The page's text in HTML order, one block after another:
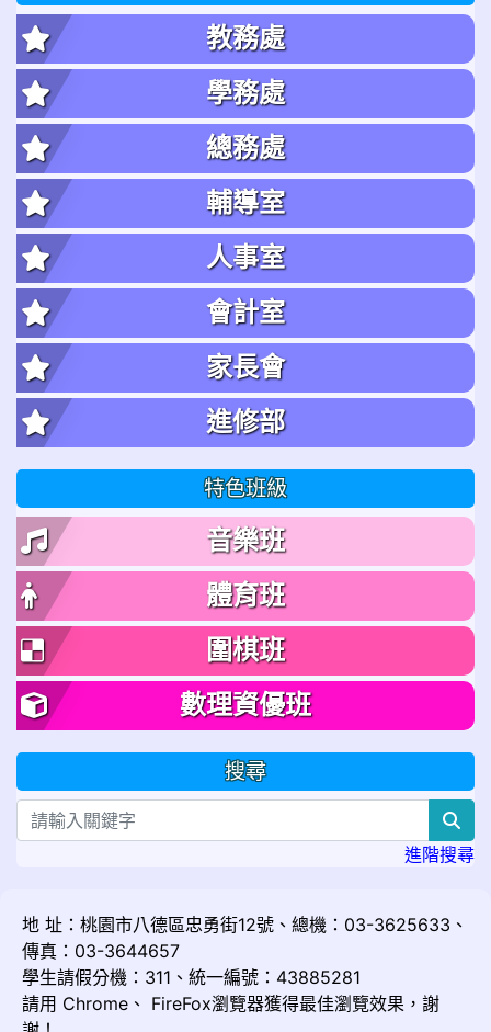
教務處
學務處
總務處
輔導室
人事室
會計室
家長會
進修部
特色班級
音樂班
體育班
圍棋班
數理資優班
搜尋
進階搜尋
地 址：桃園市八德區忠勇街12號、總機：03-3625633、
傳真：03-3644657
學生請假分機：311、統一編號：43885281
請用 Chrome 、 FireFox瀏覽器獲得最佳瀏覽效果，謝